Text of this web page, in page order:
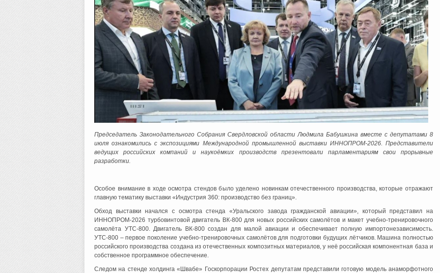
Председатель Законодательного Собрания Свердловской области Людмила Бабушкина вместе с депутатами 8
июля ознакомились с экспозициями Международной промышленной выставки ИННОПРОМ-2026. Представители
ведущих российских компаний и наукоёмких производств презентовали парламентариям свои прорывные
разработки.
Особое внимание в ходе осмотра стендов было уделено новинкам отечественного производства, которые отражают
главную тематику выставки «Индустрия 360: производство без границ».
Обход выставки начался с осмотра стенда «Уральского завода гражданской авиации», который представил на
ИННОПРОМ-2026 турбовинтовой двигатель ВК-800 для новых российских самолётов и макет учебно-тренировочного
самолёта УТС-800. Двигатель ВК-800 создан для малой авиации и обеспечивает полную импортонезависимость.
УТС-800 – первое поколение учебно-тренировочных самолётов для подготовки будущих лётчиков. Машина полностью
российского производства создана из отечественных композитных материалов, у неё российская компонентная база и
собственное программное обеспечение.
Следом на стенде холдинга «Швабе» Госкорпорации Ростех депутатам представили готовую модель анаморфотного